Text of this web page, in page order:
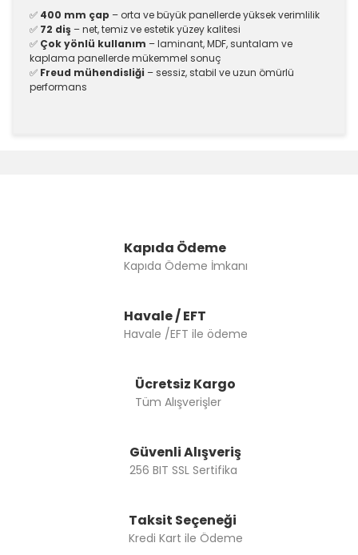
✅ 400 mm çap – orta ve büyük panellerde yüksek verimlilik
✅ 72 diş – net, temiz ve estetik yüzey kalitesi
✅ Çok yönlü kullanım – laminant, MDF, suntalam ve
kaplama panellerde mükemmel sonuç
✅ Freud mühendisliği – sessiz, stabil ve uzun ömürlü
performans
Ürün açıklamasında eksik bilgiler bulunuyor.
Ürün bilgilerinde hatalar bulunuyor.
Bu ürüne benzer farklı alternatifler olmalı.
Kapıda Ödeme
Kapıda Ödeme İmkanı
Havale / EFT
Havale /EFT ile ödeme
Ücretsiz Kargo
Tüm Alışverişler
Güvenli Alışveriş
256 BIT SSL Sertifika
Taksit Seçeneği
Kredi Kart ile Ödeme